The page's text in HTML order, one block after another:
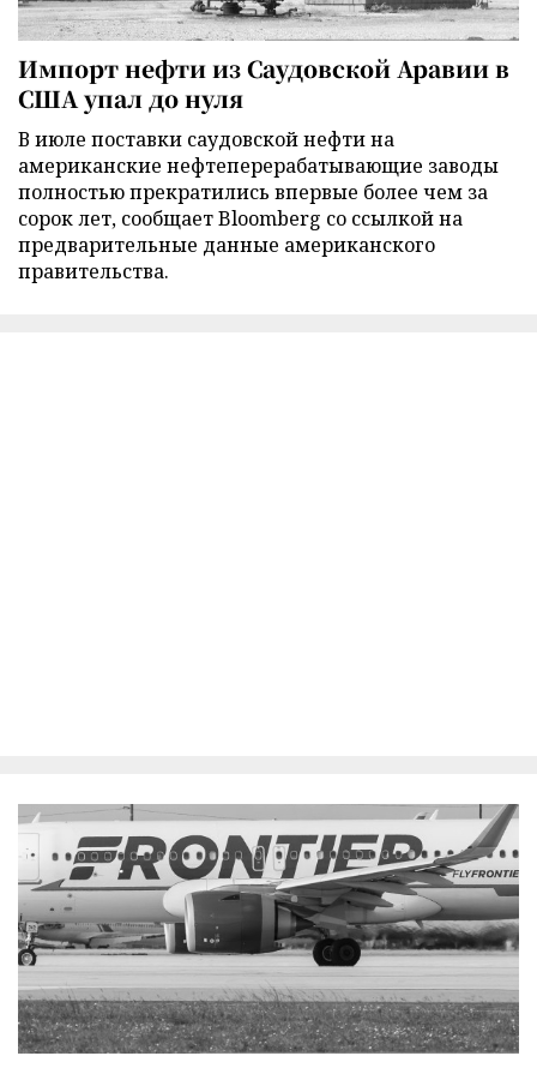
Импорт нефти из Саудовской Аравии в
США упал до нуля
В июле поставки саудовской нефти на
американские нефтеперерабатывающие заводы
полностью прекратились впервые более чем за
сорок лет, сообщает Bloomberg со ссылкой на
предварительные данные американского
правительства.